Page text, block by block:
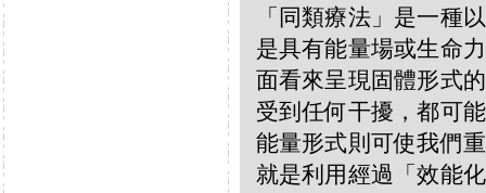
「同類療法」是一種
是具有能量場或生命
面看來呈現固體形式
受到任何干擾，都可
能量形式則可使我們
就是利用經過「效能